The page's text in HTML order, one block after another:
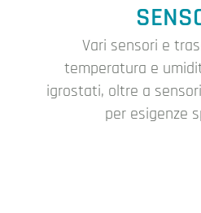
Vari sensori e
temperatura e
igrostati, oltre a
per esigenze